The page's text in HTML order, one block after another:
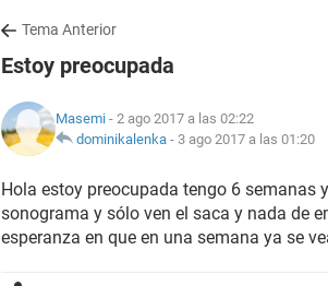
Tema Anterior
Estoy preocupada
Masemi - 2 ago 2017 a las 02:22
dominikalenka - 3 ago 2017 a las 01:20
Hola estoy preocupada tengo 6 semanas
sonograma y sólo ven el saca y nada de
esperanza en que en una semana ya se